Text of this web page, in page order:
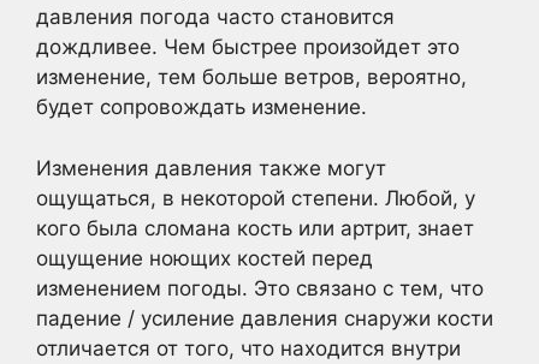
давления погода часто становится
дождливее. Чем быстрее произойдет это
изменение, тем больше ветров, вероятно,
будет сопровождать изменение.
Изменения давления также могут
ощущаться, в некоторой степени. Любой, у
кого была сломана кость или артрит, знает
ощущение ноющих костей перед
изменением погоды. Это связано с тем, что
падение / усиление давления снаружи кости
отличается от того, что находится внутри